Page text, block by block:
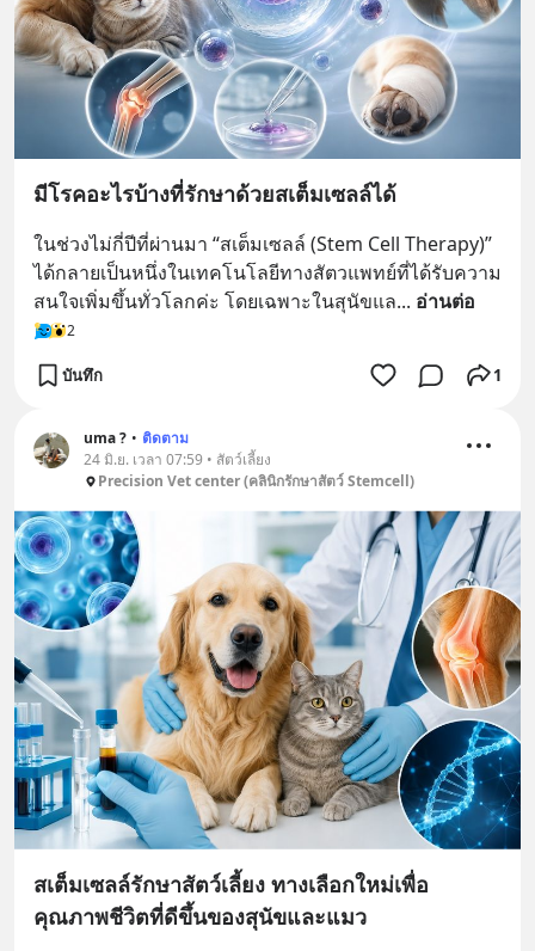
มีโรคอะไรบ้างที่รักษาด้วยสเต็มเซลล์ได้
ในช่วงไม่กี่ปีที่ผ่านมา “สเต็มเซลล์ (Stem Cell Therapy)”
ได้กลายเป็นหนึ่งในเทคโนโลยีทางสัตวแพทย์ที่ได้รับความ
สนใจเพิ่มขึ้นทั่วโลกค่ะ โดยเฉพาะในสุนัขแล... อ่านต่อ
2
บันทึก 1
uma ? • ติดตาม
24 มิ.ย. เวลา 07:59 • สัตว์เลี้ยง
Precision Vet center (คลินิกรักษาสัตว์ Stemcell)
สเต็มเซลล์รักษาสัตว์เลี้ยง ทางเลือกใหม่เพื่อ
คุณภาพชีวิตที่ดีขึ้นของสุนัขและแมว